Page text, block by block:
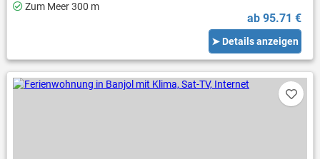
Zum Meer 300 m
ab 95.71 €
➤ Details anzeigen